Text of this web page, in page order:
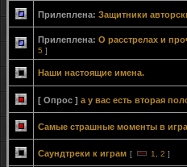
Прилеплена: Защитники
Прилеплена: О расстрелах и
5 ]
Наши настоящие имена.
[ Опрос ] а у вас есть вторая
Самые страшные моменты в
Саундтреки к играм [ 1 2 ]